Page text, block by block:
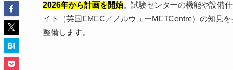
2026年から計画を開始。試験センターの機能や設備
イト（英国EMEC／ノルウェーMETCentre）の知見を
整備します。